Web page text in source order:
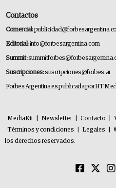
Contactos
Comercial:
Editorial:info@forbesargentina.com
Summit:
Suscripciones:suscripciones@forbes.ar
Forbes Argentina es publicada por HT
MediaKit Newsletter Contacto
Términos y condiciones
Legales
los derechos reservados.